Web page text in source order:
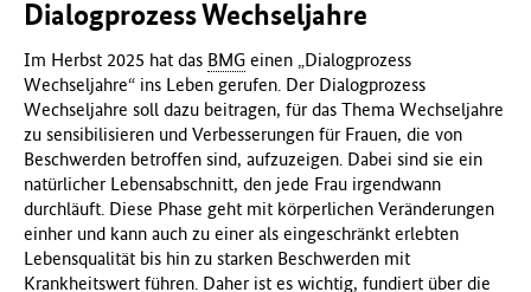
Dialogprozess Wechseljahre
Im Herbst 2025 hat das BMG einen „Dialogprozess
Wechseljahre“ ins Leben gerufen. Der Dialogprozess
Wechseljahre soll dazu beitragen, für das Thema Wechseljahre
zu sensibilisieren und Verbesserungen für Frauen, die von
Beschwerden betroffen sind, aufzuzeigen. Dabei sind sie ein
natürlicher Lebensabschnitt, den jede Frau irgendwann
durchläuft. Diese Phase geht mit körperlichen Veränderungen
einher und kann auch zu einer als eingeschränkt erlebten
Lebensqualität bis hin zu starken Beschwerden mit
Krankheitswert führen. Daher ist es wichtig, fundiert über die